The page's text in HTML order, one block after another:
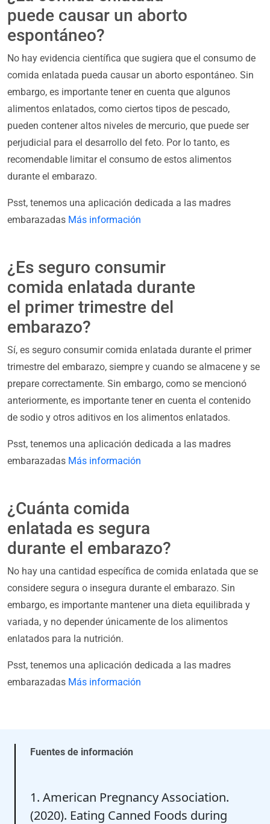
puede causar un aborto
espontáneo?
No hay evidencia científica que sugiera que el consumo de
comida enlatada pueda causar un aborto espontáneo. Sin
embargo, es importante tener en cuenta que algunos
alimentos enlatados, como ciertos tipos de pescado,
pueden contener altos niveles de mercurio, que puede ser
perjudicial para el desarrollo del feto. Por lo tanto, es
recomendable limitar el consumo de estos alimentos
durante el embarazo.
Psst, tenemos una aplicación dedicada a las madres
embarazadas Más información
¿Es seguro consumir
comida enlatada durante
el primer trimestre del
embarazo?
Sí, es seguro consumir comida enlatada durante el primer
trimestre del embarazo, siempre y cuando se almacene y se
prepare correctamente. Sin embargo, como se mencionó
anteriormente, es importante tener en cuenta el contenido
de sodio y otros aditivos en los alimentos enlatados.
Psst, tenemos una aplicación dedicada a las madres
embarazadas Más información
¿Cuánta comida
enlatada es segura
durante el embarazo?
No hay una cantidad específica de comida enlatada que se
considere segura o insegura durante el embarazo. Sin
embargo, es importante mantener una dieta equilibrada y
variada, y no depender únicamente de los alimentos
enlatados para la nutrición.
Psst, tenemos una aplicación dedicada a las madres
embarazadas Más información
Fuentes de información
1. American Pregnancy Association.
(2020). Eating Canned Foods during